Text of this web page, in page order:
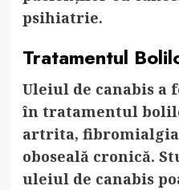
psihiatrie.
Tratamentul
Uleiul de canabis a
în tratamentul
artrita,
oboseală cronică.
uleiul de canabis